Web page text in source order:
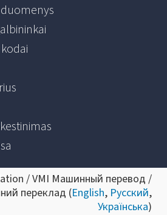
/ VMI Машинный перевод /
переклад (English, Русский,
Українська)